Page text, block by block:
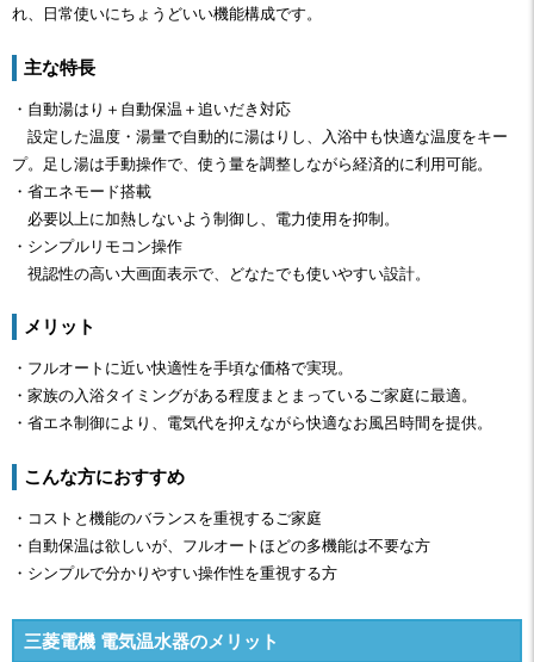
れ、日常使いにちょうどいい機能構成です。
主な特長
・自動湯はり＋自動保温＋追いだき対応
設定した温度・湯量で自動的に湯はりし、入浴中も快適な温度をキー
プ。足し湯は手動操作で、使う量を調整しながら経済的に利用可能。
・省エネモード搭載
必要以上に加熱しないよう制御し、電力使用を抑制。
・シンプルリモコン操作
視認性の高い大画面表示で、どなたでも使いやすい設計。
メリット
・フルオートに近い快適性を手頃な価格で実現。
・家族の入浴タイミングがある程度まとまっているご家庭に最適。
・省エネ制御により、電気代を抑えながら快適なお風呂時間を提供。
こんな方におすすめ
・コストと機能のバランスを重視するご家庭
・自動保温は欲しいが、フルオートほどの多機能は不要な方
・シンプルで分かりやすい操作性を重視する方
三菱電機 電気温水器のメリット